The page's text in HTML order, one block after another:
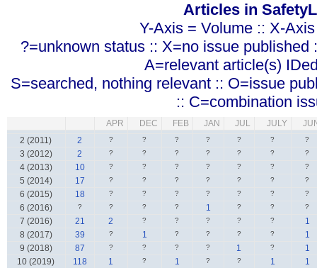
Articles in
Y-Axis = Volume :: X-
?=unknown status :: X=no issue published
A=relevant article(s)
S=searched, nothing relevant :: O=issue
:: C=combination
APR DEC FEB JAN JUL JULY
2 (2011)
2 ? ? ? ? ? ? ?
3 (2012) 2 ? ? ? ? ? ? ?
4 (2013) 10 ? ? ? ? ? ? ?
5 (2014) 17 ? ? ? ? ? ? ?
6 (2015) 18 ? ? ? ? ? ? ?
6 (2016) ? ? ? ? 1 ? ? ?
7 (2016) 21 2 ? ? ? ? ?
1
8 (2017)
39 ? 1 ? ? ? ?
1
9 (2018)
87 ? ? ? ? 1 ?
1
10 (2019)
118 1 ? 1 ? ? 1
1